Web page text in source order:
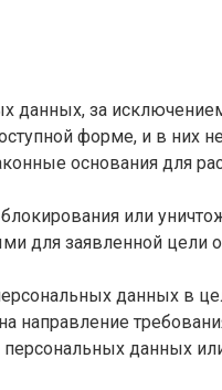
данных, за
форме, и в
основания для
или
для заявленной
данных в
направление
данных